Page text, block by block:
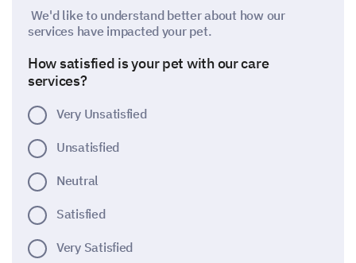
We'd like to understand better about how our
services have impacted your pet.
How satisfied is your pet with our care
services?
Very Unsatisfied
Unsatisfied
Neutral
Satisfied
Very Satisfied